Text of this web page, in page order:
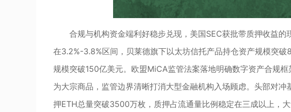
合规与机构资金端利好稳步兑现，美国SEC获批带质押收益
在3.2%-3.8%区间，贝莱德旗下以太坊信托产品持仓资产规模突
规模突破150亿美元。欧盟MiCA监管法案落地明确数字资产合规
为大宗商品，监管边界清晰打消大型金融机构入场顾虑。头部对
押ETH总量突破3500万枚，质押占流通量比例稳定在三成以上，